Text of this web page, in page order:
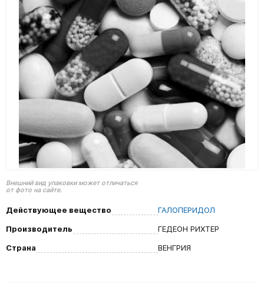
Внешний вид упаковки может отличаться
от фото на сайте.
Действующее вещество
ГАЛОПЕРИДОЛ
Производитель
ГЕДЕОН РИХТЕР
Страна
ВЕНГРИЯ